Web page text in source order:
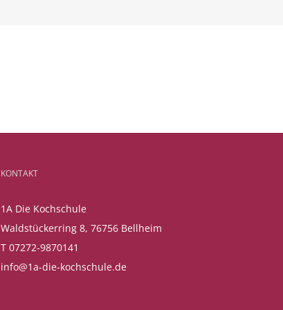
KONTAKT
1A Die Kochschule
Waldstückerring 8, 76756 Bellheim
T 07272-9870141
info@1a-die-kochschule.de